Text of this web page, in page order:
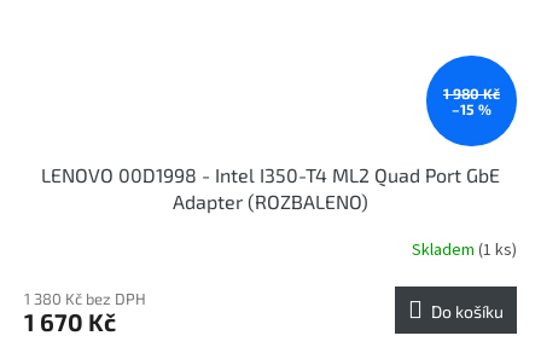
1 980 Kč
–15 %
LENOVO 00D1998 - Intel I350-T4 ML2 Quad Port GbE
Adapter (ROZBALENO)
Skladem (1 ks)
1 380 Kč bez DPH
1 670 Kč Do košíku